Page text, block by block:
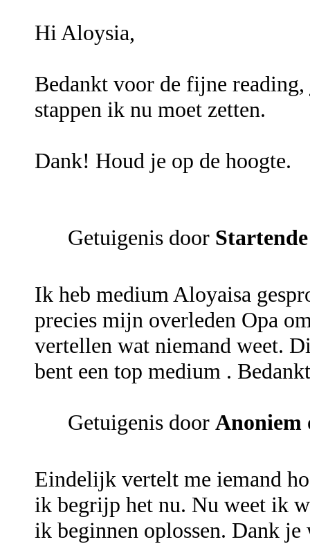
Hi Aloysia,
Bedankt voor de fijne
stappen ik nu moet zetten.
Dank! Houd je op de hoogte.
Getuigenis door
Ik heb medium Aloyaisa
precies mijn overleden Opa
vertellen wat niemand weet.
bent een top medium .
Getuigenis door Anoniem
Eindelijk vertelt me iemand
ik begrijp het nu. Nu weet ik
ik beginnen oplossen. Dank